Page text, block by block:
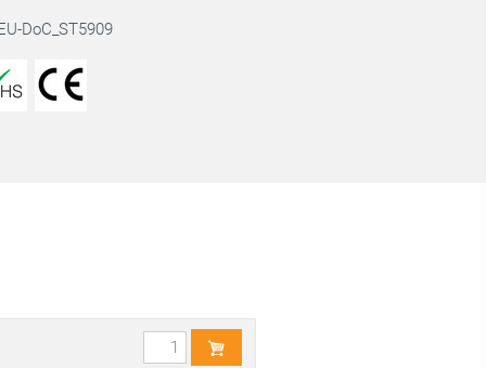
DoC_ST5909